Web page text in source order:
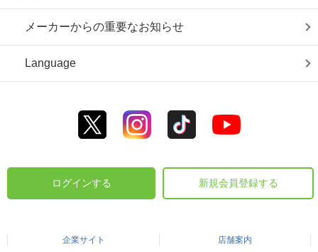
メーカーからの重要なお知らせ
Language
ログインする 新規会員登録する
企業サイト 店舗案内